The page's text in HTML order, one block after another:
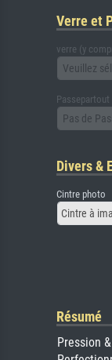
Verre et
verre (y
Veuillez
Passepartout
Pas de
Divers &
Cintre photo
Cintre à
Résumé
Pression